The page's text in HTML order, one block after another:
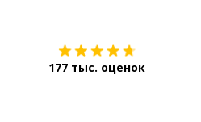
177 тыс. оценок